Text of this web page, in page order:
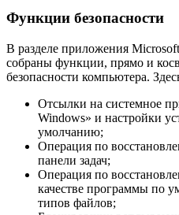
Функции безопасности
В разделе приложения
собраны функции, прямо и
безопасности компьютера.
Отсылки на системное
Windows» и настройки
умолчанию;
Операция по
панели задач;
Операция по
качестве программы по
типов файлов;